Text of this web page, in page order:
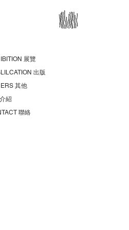
展覽
出版
其他
紹
聯絡